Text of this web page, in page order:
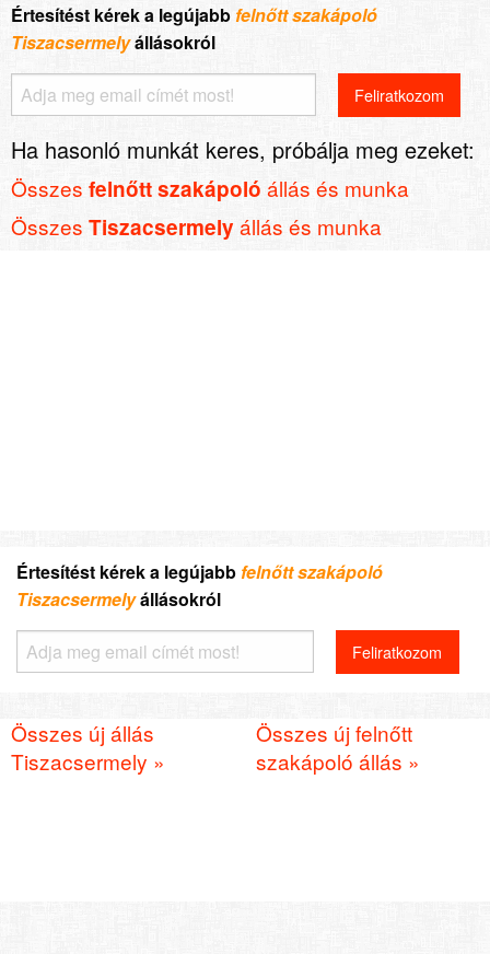
Értesítést kérek a legújabb felnőtt szakápoló
Tiszacsermelyállásokról
Ha hasonló munkát keres, próbálja meg ezeket:
Összes felnőtt szakápoló állás és munka
Összes Tiszacsermely állás és munka
Értesítést kérek a legújabbfelnőtt szakápoló
Tiszacsermelyállásokról
Összes új állás
Tiszacsermely »
Összes új felnőtt
szakápoló állás »